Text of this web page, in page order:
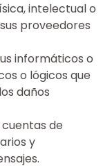
intelectual o
proveedores
informáticos o
o lógicos que
daños
de
y